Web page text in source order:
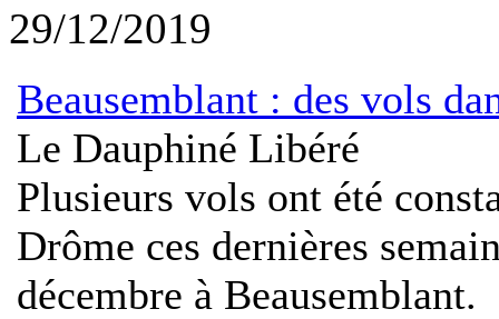
29/12/2019
Beausemblant : des vols
Le Dauphiné Libéré
Plusieurs vols ont été
Drôme ces dernières
décembre à Beausemblant.